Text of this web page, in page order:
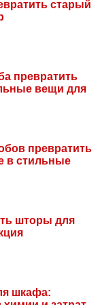
старый
превратить
вещи для
превратить
в стильные
шторы для
шкафа: